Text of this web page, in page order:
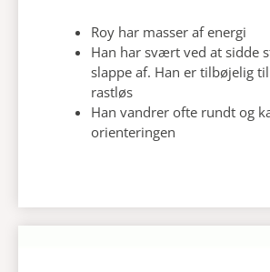
Roy har masser af energi
Han har svært ved at sidde
slappe af. Han er tilbøjelig
rastløs
Han vandrer ofte rundt og
orienteringen